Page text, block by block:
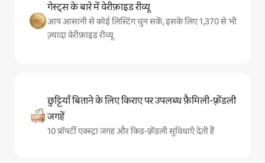
गेस्ट्स के बारे में वेरीफ़ाइड रीव्यू
आप आसानी से कोई लिस्टिंग चुन सकें, इसके लिए 1,370 से भी
ज़्यादा वेरीफ़ाइड रीव्यू
छुट्टियाँ बिताने के लिए किराए पर उपलब्ध फ़ैमिली-फ़्रेंडली
जगहें
10 प्रॉपर्टी एक्स्ट्रा जगह और किड-फ़्रेंडली सुविधाएँ देती हैं